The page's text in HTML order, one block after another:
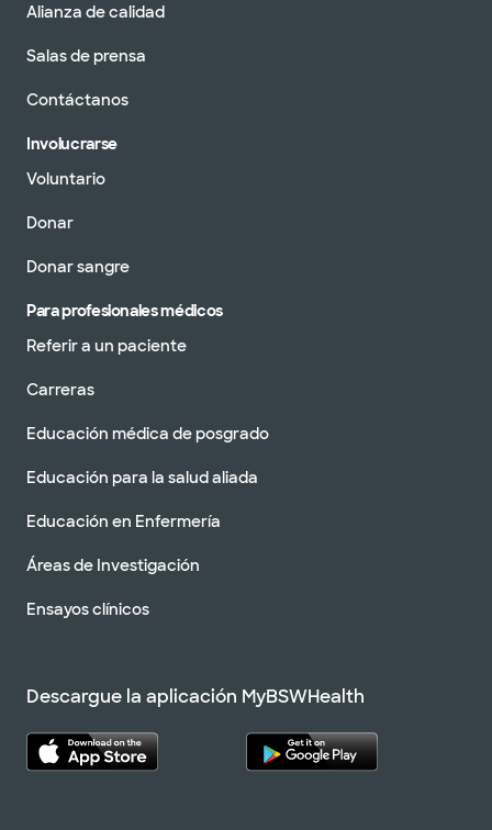
Alianza de calidad
Salas de prensa
Contáctanos
Involucrarse
Voluntario
Donar
Donar sangre
Para profesionales médicos
Referir a un paciente
Carreras
Educación médica de posgrado
Educación para la salud aliada
Educación en Enfermería
Áreas de Investigación
Ensayos clínicos
Descargue la aplicación MyBSWHealth